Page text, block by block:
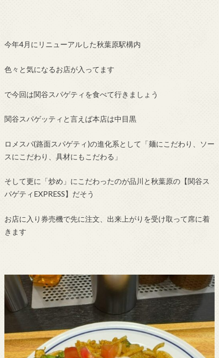
今年4月にリニューアルした秋葉原駅構内
色々と気になるお店が入ってます
で今回は関谷スパゲティを食べて行きましょう
関谷スパゲッティと言えば本店は中目黒
ロメスパ(路面スパゲティ)の進化系として「麺にこだわり、ソー
スにこだわり、具材にもこだわる」
そして更に「炒め」にこだわったのが品川と秋葉原の【関谷ス
パゲティEXPRESS】だそう
お店に入り券売機で先に注文、出来上がりを受け取って席に着
きます